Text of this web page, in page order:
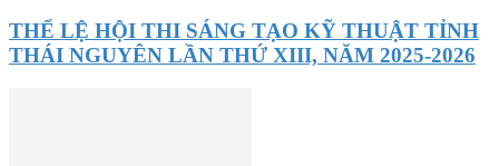
THỂ LỆ HỘI THI SÁNG TẠO KỸ THUẬT TỈNH
THÁI NGUYÊN LẦN THỨ XIII, NĂM 2025-2026